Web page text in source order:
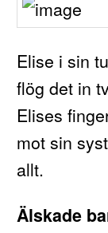
Elise i sin
flög det in
Elises
mot sin
allt.
Älskade